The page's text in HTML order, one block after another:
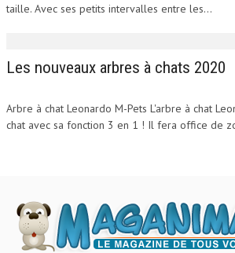
taille. Avec ses petits intervalles entre les...
Les nouveaux arbres à chats 2020
Arbre à chat Leonardo M-Pets L'arbre à chat
chat avec sa fonction 3 en 1 ! Il fera office de